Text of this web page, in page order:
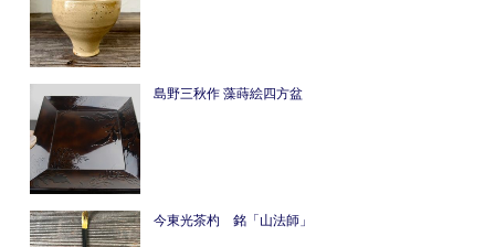
島野三秋作 藻蒔絵四方盆
今東光茶杓 銘「山法師」